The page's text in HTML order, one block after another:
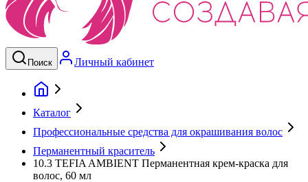
Поиск Личный кабинет
Каталог
Профессиональные средства для окрашивания волос
Перманентный краситель
10.3 TEFIA AMBIENT Перманентная крем-краска для
волос, 60 мл